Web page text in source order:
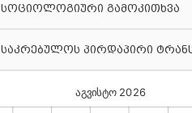
სოციოლოგიური გამოკითხვა
საკრებულოს პირდაპირი
აგვისტო 2026